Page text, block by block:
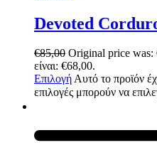
Devoted
€85,00 Original price was:
είναι: €68,00.
ΕπιλογήΑυτό το προϊόν
επιλογές μπορούν να